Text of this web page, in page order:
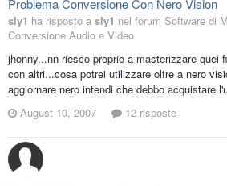
sly1 ha risposto a sly1 nel forum Software di
Conversione Audio e Video
jhonny...nn riesco proprio a masterizzare quei
con altri...cosa potrei utilizzare oltre a nero
aggiornare nero intendi che debbo acquistare
August 10, 2007
12 risposte